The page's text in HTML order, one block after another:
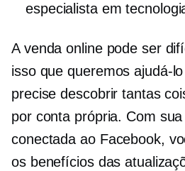
especialista em
A venda online pode ser
isso que queremos ajudá-
precise descobrir tantas
por conta própria. Com sua
conectada ao Facebook,
os benefícios das